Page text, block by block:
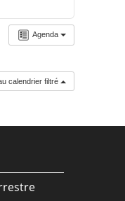
Agenda
calendrier filtré